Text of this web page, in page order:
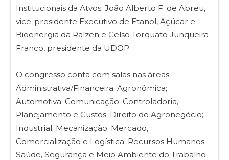
Institucionais da Atvos; João Alberto F. de Abreu,
vice-presidente Executivo de Etanol, Açúcar e
Bioenergia da Raízen e Celso Torquato Junqueira
Franco, presidente da UDOP.
O congresso conta com salas nas áreas:
Administrativa/Financeira; Agronômica;
Automotiva; Comunicação; Controladoria,
Planejamento e Custos; Direito do Agronegócio;
Industrial; Mecanização; Mercado,
Comercialização e Logística; Recursos Humanos;
Saúde, Segurança e Meio Ambiente do Trabalho;